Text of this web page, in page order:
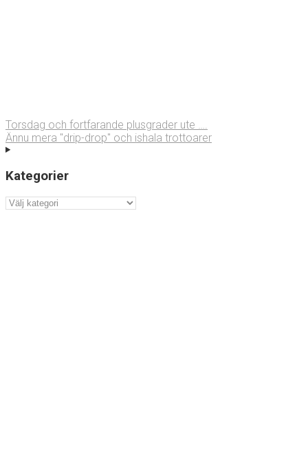
Torsdag och fortfarande plusgrader ute ….
Ännu mera "drip-drop" och ishala trottoarer
Kategorier
Kategorier